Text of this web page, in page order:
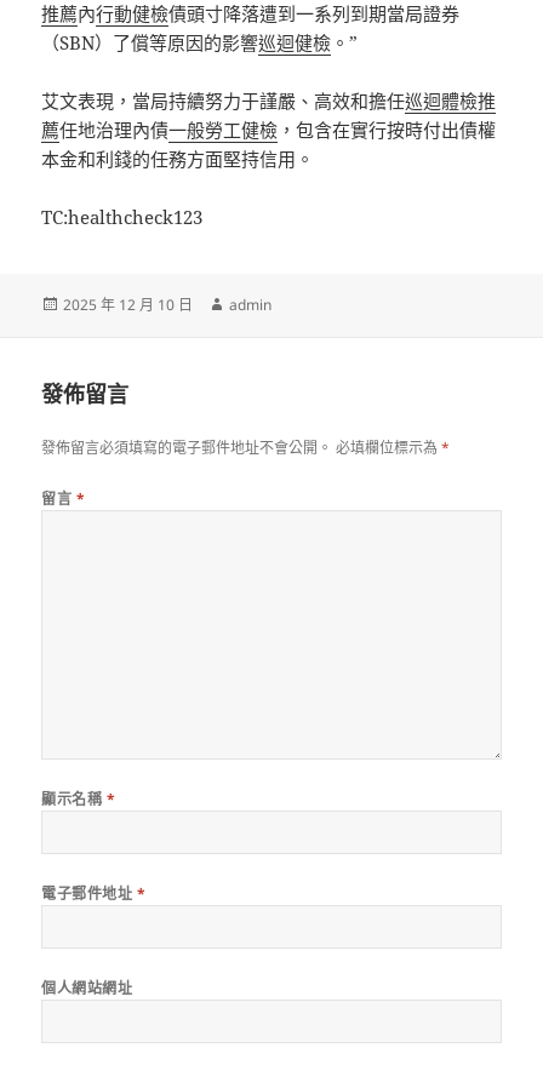
推薦內行動健檢債頭寸降落遭到一系列到期當局證券
（SBN）了償等原因的影響巡迴健檢 。”
艾文表現，當局持續努力于謹嚴、高效和擔任巡迴體檢推
薦任地治理內債一般勞工健檢 ，包含在實行按時付出債權
本金和利錢的任務方面堅持信用。
TC:healthcheck123
發
2025 年 12 月 10 日
作
admin
發佈留言
發佈留言必須填寫的電子郵件地址不會公開。 必填欄位標示為*
留言 *
顯示名稱 *
電子郵件地址 *
個人網站網址